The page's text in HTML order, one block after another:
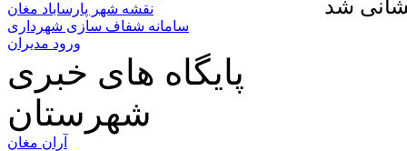
نقشه شهر پارساباد مغان
سامانه شفاف سازی شهرداری
ورود مدیران
پایگاه های خبری
شهرستان
آران مغان